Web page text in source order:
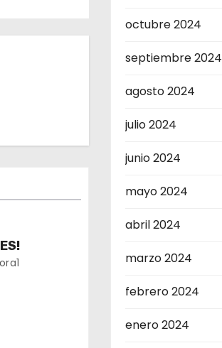
octubre 2024
septiembre 2024
agosto 2024
julio 2024
junio 2024
mayo 2024
abril 2024
marzo 2024
febrero 2024
enero 2024